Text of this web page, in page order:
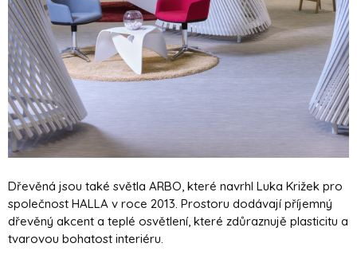
Dřevěná jsou také světla ARBO, které navrhl Luka Križek pro
společnost HALLA v roce 2013. Prostoru dodávají příjemný
dřevěný akcent a teplé osvětlení, které zdůraznujě plasticitu a
tvarovou bohatost interiéru.